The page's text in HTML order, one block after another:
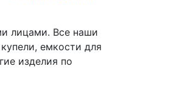
лицами. Все наши
емкости для
изделия по